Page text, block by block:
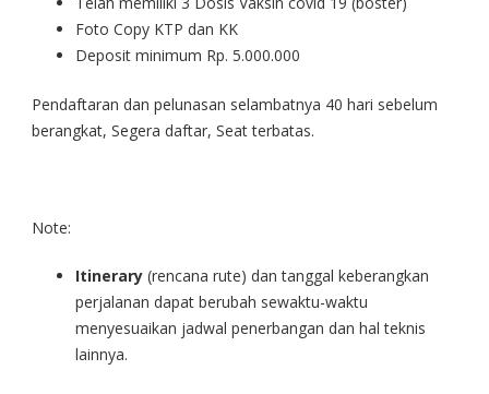
Foto Copy KTP dan KK
Deposit minimum Rp. 5.000.000
Pendaftaran dan pelunasan selambatnya 40 hari sebelum
berangkat, Segera daftar, Seat terbatas.
Note:
Itinerary (rencana rute) dan tanggal keberangkan
perjalanan dapat berubah sewaktu-waktu
menyesuaikan jadwal penerbangan dan hal teknis
lainnya.